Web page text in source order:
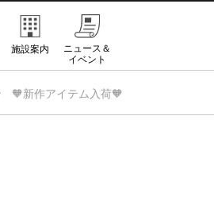
施設案内
ニュース＆
イベント
🧡新作アイテム入荷🧡